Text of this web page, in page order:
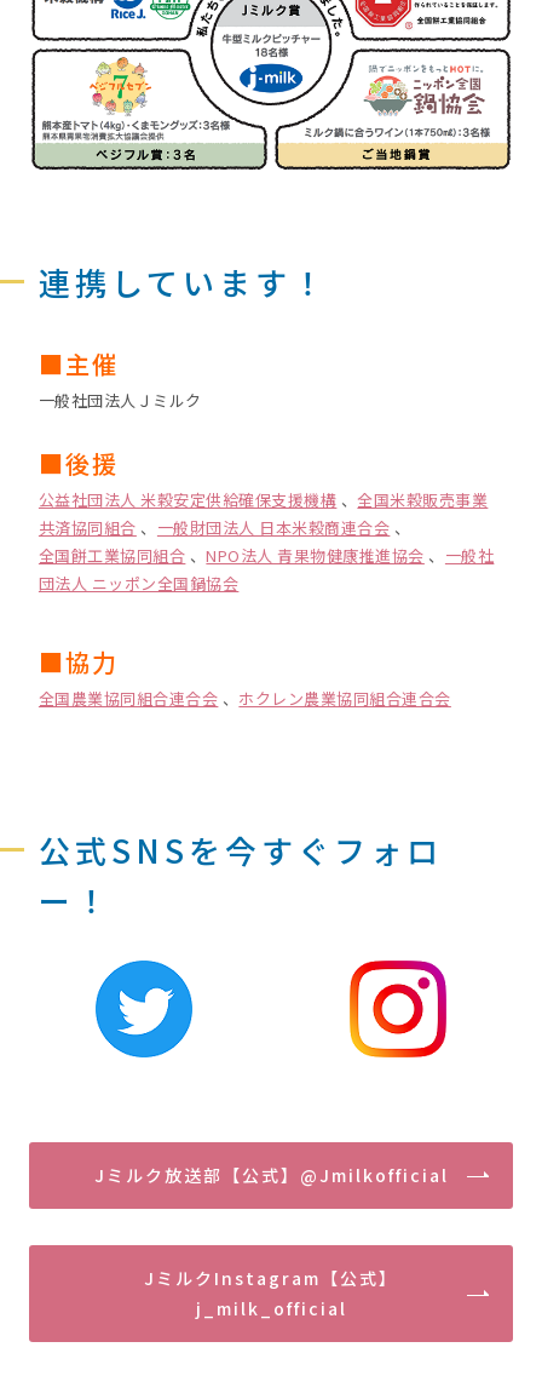
連携しています！
■主催
一般社団法人Ｊミルク
■後援
公益社団法人 米穀安定供給確保支援機構 、 全国米穀販売事業
共済協同組合 、 一般財団法人 日本米穀商連合会 、
全国餅工業協同組合 、NPO法人 青果物健康推進協会 、 一般社
団法人 ニッポン全国鍋協会
■協力
全国農業協同組合連合会 、 ホクレン農業協同組合連合会
公式SNSを今すぐフォロ
ー！
Jミルク放送部【公式】@Jmilkofficial
JミルクInstagram【公式】
j_milk_official